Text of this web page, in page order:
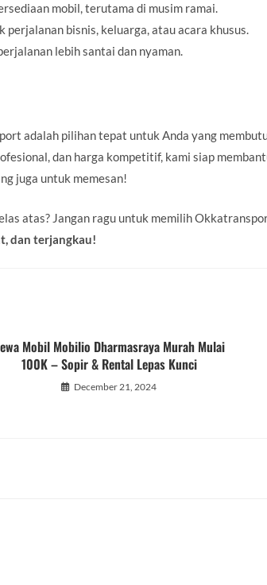
mobil, terutama di musim ramai.
perjalanan bisnis, keluarga, atau acara khusus.
lebih santai dan nyaman.
adalah pilihan tepat untuk Anda yang
dan harga kompetitif, kami siap
juga untuk memesan!
atas? Jangan ragu untuk memilih
dan terjangkau!
Mobil Mobilio Dharmasraya Murah Mulai
100K – Sopir & Rental Lepas Kunci
December 21, 2024